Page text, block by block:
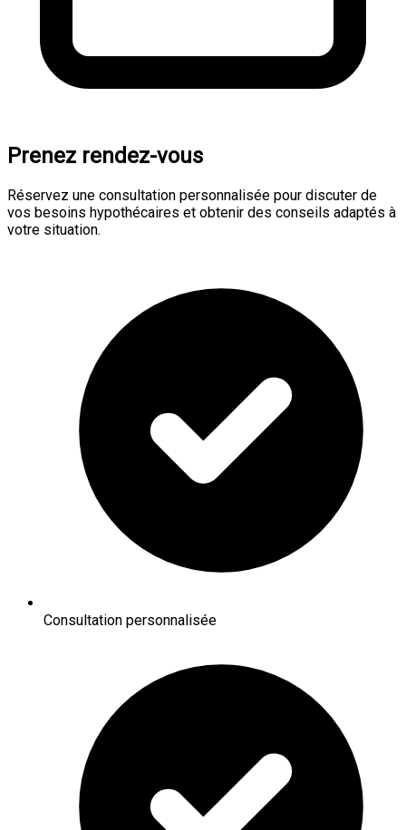
Prenez rendez-vous
Réservez une consultation personnalisée pour discuter de
vos besoins hypothécaires et obtenir des conseils adaptés à
votre situation.
Consultation personnalisée